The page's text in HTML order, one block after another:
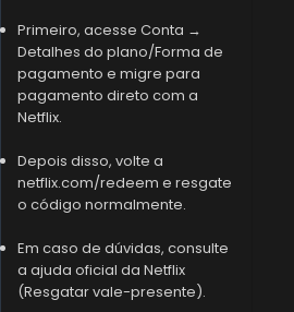
Primeiro, acesse Conta →
Detalhes do plano/Forma de
pagamento e migre para
pagamento direto com a
Netflix.
Depois disso, volte a
netflix.com/redeem e resgate
o código normalmente.
Em caso de dúvidas, consulte
a ajuda oficial da Netflix
(Resgatar vale-presente).